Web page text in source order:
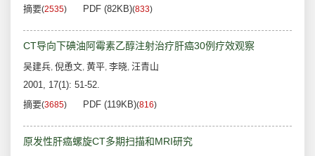
摘要(2535) PDF (82KB)(833)
CT导向下碘油阿霉素乙醇注射治疗肝癌30例疗效观察
吴建兵, 倪恿文, 黄平, 李晓, 汪青山
2001, 17(1): 51-52.
摘要(3685) PDF (119KB)(816)
原发性肝癌螺旋CT多期扫描和MRI研究